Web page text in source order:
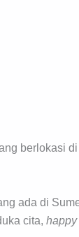
berlokasi
ada di
cita,